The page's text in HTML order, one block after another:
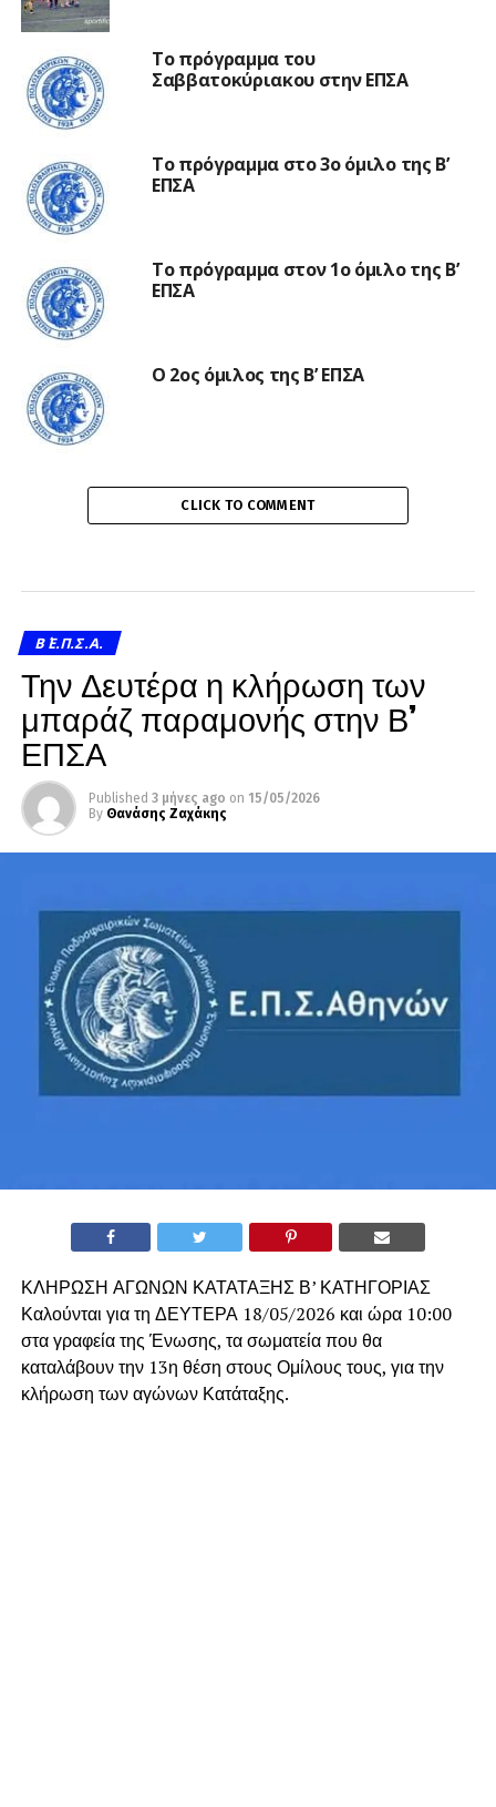
Το πρόγραμμα του
Σαββατοκύριακου στην ΕΠΣΑ
Το πρόγραμμα στο 3ο όμιλο της Β’
ΕΠΣΑ
Το πρόγραμμα στον 1ο όμιλο της Β’
ΕΠΣΑ
Ο 2ος όμιλος της Β’ ΕΠΣΑ
CLICK TO COMMENT
Β΄ Ε.Π.Σ.Α.
Την Δευτέρα η κλήρωση των
μπαράζ παραμονής στην Β’
ΕΠΣΑ
Published 3 μήνες ago on 15/05/2026
By Θανάσης Ζαχάκης
ΚΛΗΡΩΣΗ ΑΓΩΝΩΝ ΚΑΤΑΤΑΞΗΣ Β’ ΚΑΤΗΓΟΡΙΑΣ
Καλούνται για τη ΔΕΥΤΕΡΑ 18/05/2026 και ώρα 10:00
στα γραφεία της Ένωσης, τα σωματεία που θα
καταλάβουν την 13η θέση στους Ομίλους τους, για την
κλήρωση των αγώνων Κατάταξης.